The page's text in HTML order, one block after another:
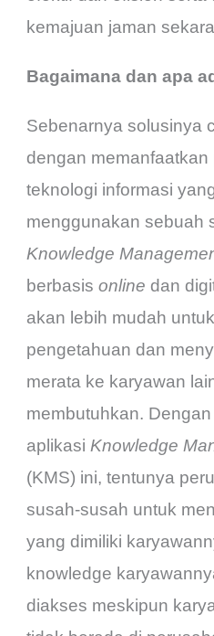
kemajuan jaman
Bagaimana dan apa
Sebenarnya solusinya
dengan
teknologi informasi
menggunakan sebuah
Knowledge
berbasisonline dan
akan lebih mudah
pengetahuan dan
merata ke karyawan
membutuhkan.
aplikasi Knowledge
(KMS) ini, tentunya
susah-susah untuk
yang dimiliki
knowledge
diakses meskipun